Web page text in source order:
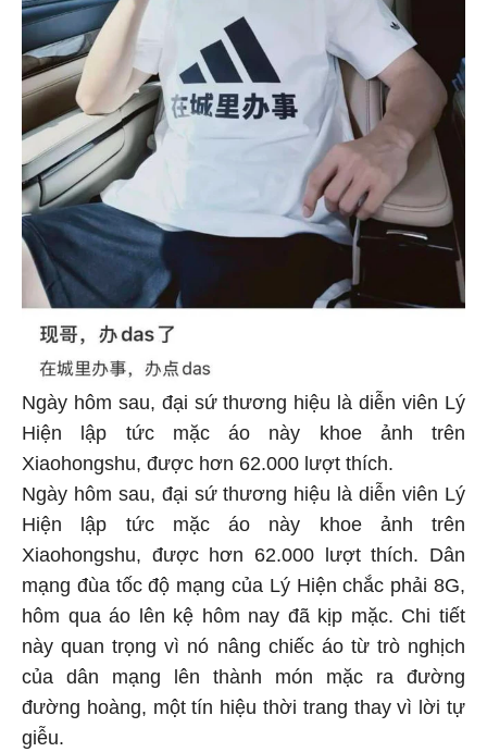
Ngày hôm sau, đại sứ thương hiệu là diễn viên Lý
Hiện lập tức mặc áo này khoe ảnh trên
Xiaohongshu, được hơn 62.000 lượt thích.
Ngày hôm sau, đại sứ thương hiệu là diễn viên Lý
Hiện lập tức mặc áo này khoe ảnh trên
Xiaohongshu, được hơn 62.000 lượt thích. Dân
mạng đùa tốc độ mạng của Lý Hiện chắc phải 8G,
hôm qua áo lên kệ hôm nay đã kịp mặc. Chi tiết
này quan trọng vì nó nâng chiếc áo từ trò nghịch
của dân mạng lên thành món mặc ra đường
đường hoàng, một tín hiệu thời trang thay vì lời tự
giễu.